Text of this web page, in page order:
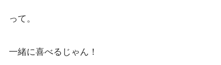
って。
一緒に喜べるじゃん！